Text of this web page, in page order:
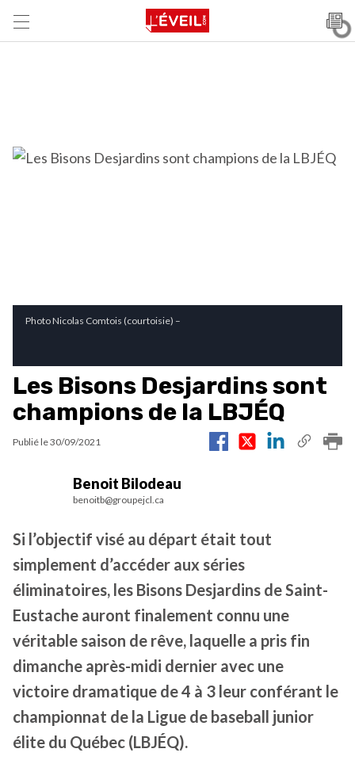
Photo Nicolas Comtois (courtoisie) –
Les Bisons Desjardins sont
champions de la LBJÉQ
Publié le30/09/2021
Benoit Bilodeau
benoitb@groupejcl.ca
Si l’objectif visé au départ était tout
simplement d’accéder aux séries
éliminatoires, les Bisons Desjardins de Saint-
Eustache auront finalement connu une
véritable saison de rêve, laquelle a pris fin
dimanche après-midi dernier avec une
victoire dramatique de 4 à 3 leur conférant le
championnat de la Ligue de baseball junior
élite du Québec (LBJÉQ).